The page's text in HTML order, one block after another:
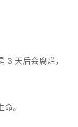
3 天后会腐烂，
。